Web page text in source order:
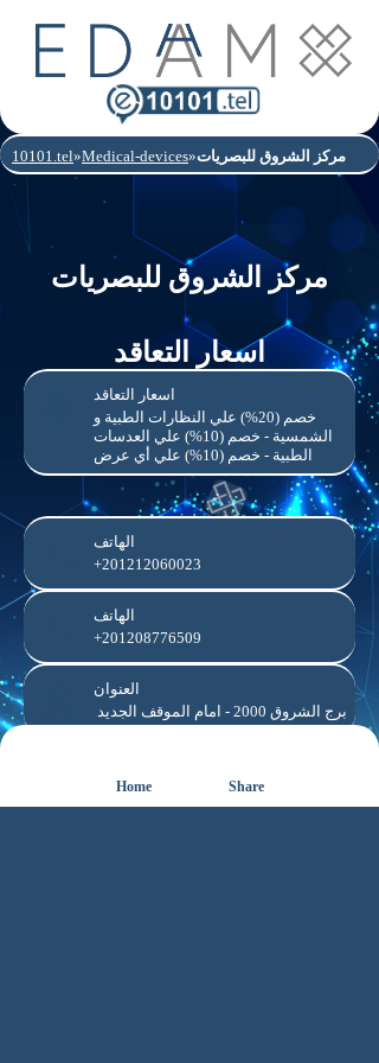
10101.tel»Medical-devices»مركز الشروق للبصريات
مركز الشروق للبصريات
اسعار التعاقد
اسعار التعاقد
خصم (20%) علي النظارات الطبية و
الشمسية - خصم (10%) علي العدسات
الطبية - خصم (10%) علي أي عرض
الهاتف
+201212060023
الهاتف
+201208776509
العنوان
برج الشروق 2000 - امام الموقف الجديد
الإسماعيلية
Home Share